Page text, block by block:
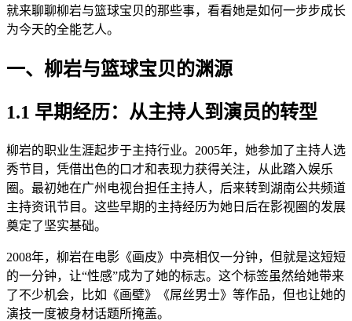
就来聊聊柳岩与篮球宝贝的那些事，看看她是如何一步步成长
为今天的全能艺人。
一、柳岩与篮球宝贝的渊源
1.1 早期经历：从主持人到演员的转型
柳岩的职业生涯起步于主持行业。2005年，她参加了主持人选
秀节目，凭借出色的口才和表现力获得关注，从此踏入娱乐
圈。最初她在广州电视台担任主持人，后来转到湖南公共频道
主持资讯节目。这些早期的主持经历为她日后在影视圈的发展
奠定了坚实基础。
2008年，柳岩在电影《画皮》中亮相仅一分钟，但就是这短短
的一分钟，让“性感”成为了她的标志。这个标签虽然给她带来
了不少机会，比如《画壁》《屌丝男士》等作品，但也让她的
演技一度被身材话题所掩盖。